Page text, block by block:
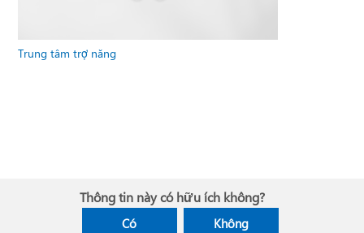
Trung tâm trợ năng
Thông tin này có hữu ích không?
Có Không